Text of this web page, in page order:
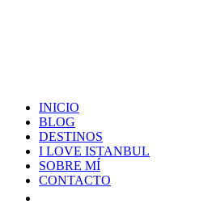
INICIO
BLOG
DESTINOS
I LOVE ISTANBUL
SOBRE MÍ
CONTACTO